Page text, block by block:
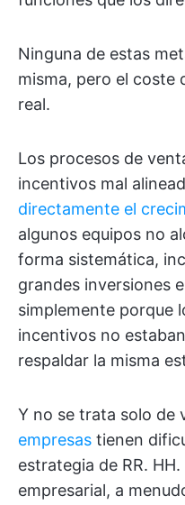
Ninguna de estas
misma, pero el coste
real.
Los procesos de
incentivos mal
directamente el
algunos equipos no
forma sistemática,
grandes inversiones
simplemente porque
incentivos no
respaldar la misma
Y no se trata solo de
empresas tienen
estrategia de RR.
empresarial, a